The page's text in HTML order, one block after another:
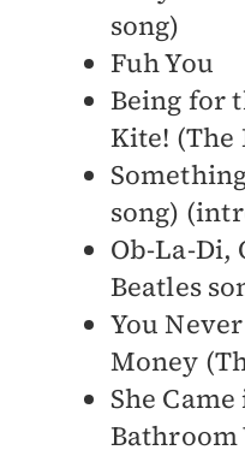
song)
Fuh You
Being for
Kite! (The
song)
Ob-La-Di,
Beatles
You
Money
She
Bathroom